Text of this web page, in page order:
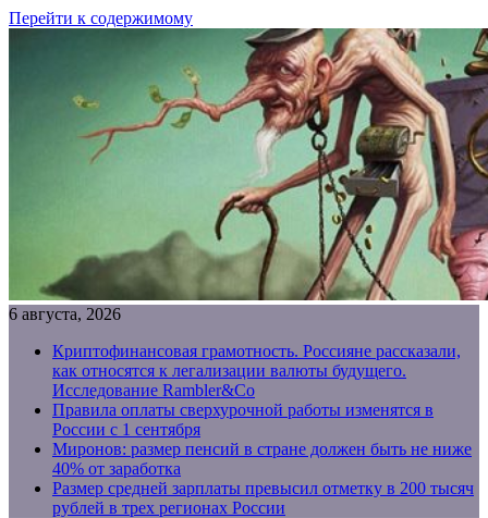
Перейти к содержимому
6 августа, 2026
Криптофинансовая грамотность. Россияне рассказали,
как относятся к легализации валюты будущего.
Исследование Rambler&Co
Правила оплаты сверхурочной работы изменятся в
России с 1 сентября
Миронов: размер пенсий в стране должен быть не ниже
40% от заработка
Размер средней зарплаты превысил отметку в 200 тысяч
рублей в трех регионах России